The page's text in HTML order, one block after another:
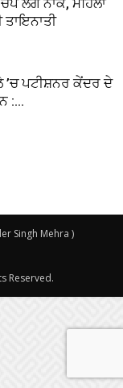
ਲੱਗੇ ਨਾਕੇ, ਮਹਿਲਾ
’ਚ ਪਟੀਸ਼ਨਰ ਕੇਂਦਰ ਦੇ
:...
Singh Mehra )
Reserved.